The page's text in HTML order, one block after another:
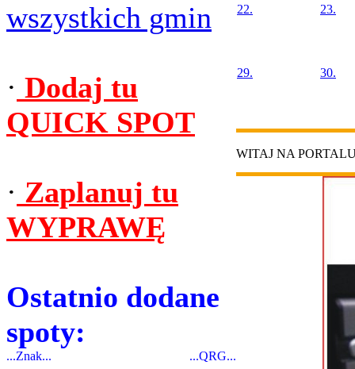
wszystkich gmin
· Dodaj tu
QUICK SPOT
· Zaplanuj tu
WYPRAWĘ
Ostatnio dodane
spoty:
...Znak... ...QRG...
22. 23.
29. 30.
WITAJ NA